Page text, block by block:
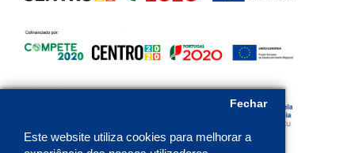
Este website utiliza cookies para melhorar a
Fechar